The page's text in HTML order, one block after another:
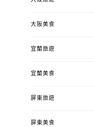
大阪美食
宜蘭旅遊
宜蘭美食
屏東旅遊
屏東美食